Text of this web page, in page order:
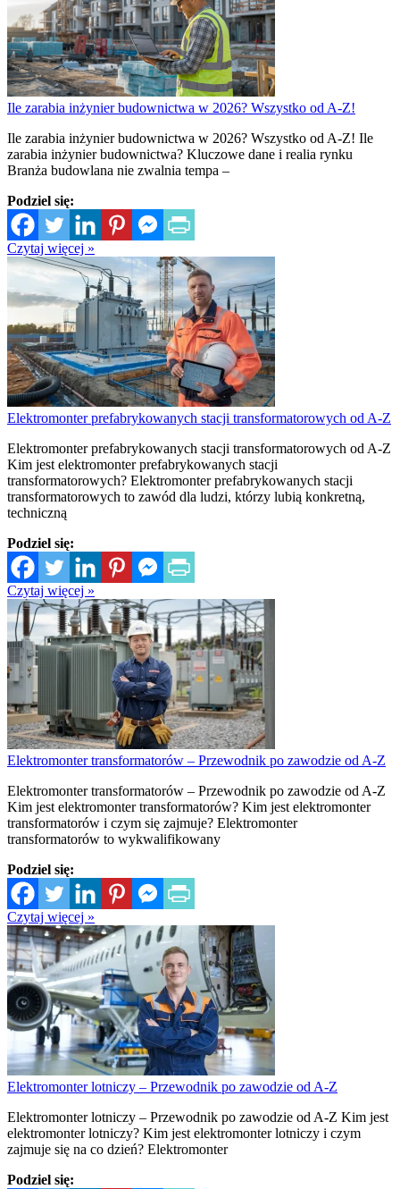
Ile zarabia inżynier budownictwa w 2026? Wszystko od A-Z!
Ile zarabia inżynier budownictwa w 2026? Wszystko od A-Z! Ile
zarabia inżynier budownictwa? Kluczowe dane i realia rynku
Branża budowlana nie zwalnia tempa –
Podziel się:
Czytaj więcej »
Elektromonter prefabrykowanych stacji transformatorowych od A-Z
Elektromonter prefabrykowanych stacji transformatorowych od A-Z
Kim jest elektromonter prefabrykowanych stacji
transformatorowych? Elektromonter prefabrykowanych stacji
transformatorowych to zawód dla ludzi, którzy lubią konkretną,
techniczną
Podziel się:
Czytaj więcej »
Elektromonter transformatorów – Przewodnik po zawodzie od A-Z
Elektromonter transformatorów – Przewodnik po zawodzie od A-Z
Kim jest elektromonter transformatorów? Kim jest elektromonter
transformatorów i czym się zajmuje? Elektromonter
transformatorów to wykwalifikowany
Podziel się:
Czytaj więcej »
Elektromonter lotniczy – Przewodnik po zawodzie od A-Z
Elektromonter lotniczy – Przewodnik po zawodzie od A-Z Kim jest
elektromonter lotniczy? Kim jest elektromonter lotniczy i czym
zajmuje się na co dzień? Elektromonter
Podziel się: